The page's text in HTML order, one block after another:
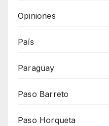
Opiniones
País
Paraguay
Paso Barreto
Paso Horqueta